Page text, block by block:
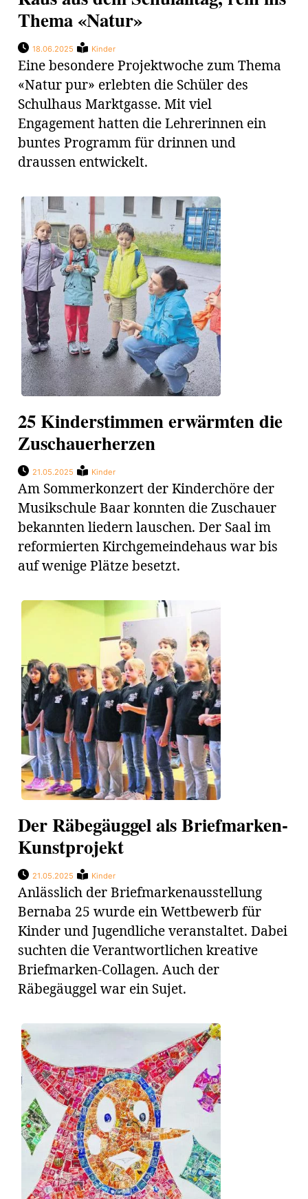
Thema «Natur»
18.06.2025 Kinder
Eine besondere Projektwoche zum Thema
«Natur pur» erlebten die Schüler des
Schulhaus Marktgasse. Mit viel
Engagement hatten die Lehrerinnen ein
buntes Programm für drinnen und
draussen entwickelt.
25 Kinderstimmen erwärmten die
Zuschauerherzen
21.05.2025 Kinder
Am Sommerkonzert der Kinderchöre der
Musikschule Baar konnten die Zuschauer
bekannten liedern lauschen. Der Saal im
reformierten Kirchgemeindehaus war bis
auf wenige Plätze besetzt.
Der Räbegäuggel als Briefmarken-
Kunstprojekt
21.05.2025 Kinder
Anlässlich der Briefmarkenausstellung
Bernaba 25 wurde ein Wettbewerb für
Kinder und Jugendliche veranstaltet. Dabei
suchten die Verantwortlichen kreative
Briefmarken-Collagen. Auch der
Räbegäuggel war ein Sujet.